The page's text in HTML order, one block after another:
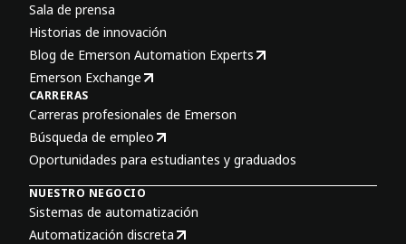
Sala de prensa
Historias de innovación
Blog de Emerson Automation Experts
Emerson Exchange
CARRERAS
Carreras profesionales de Emerson
Búsqueda de empleo
Oportunidades para estudiantes y graduados
NUESTRO NEGOCIO
Sistemas de automatización
Automatización discreta